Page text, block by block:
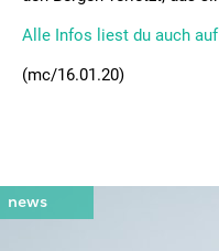
Alle Infos liest du auch
(mc/16.01.20)